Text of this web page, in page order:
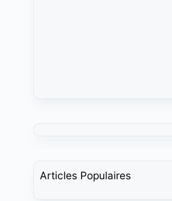
Articles Populaires